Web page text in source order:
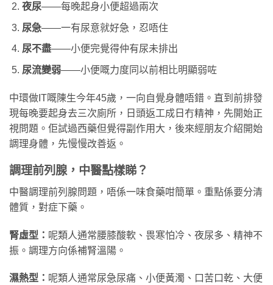
夜尿——每晚起身小便超過兩次
尿急——一有尿意就好急，忍唔住
尿不盡——小便完覺得仲有尿未排出
尿流變弱——小便嘅力度同以前相比明顯弱咗
中環做IT嘅陳生今年45歲，一向自覺身體唔錯。直到前排發
現每晚要起身去三次廁所，日頭返工成日冇精神，先開始正
視問題。佢試過西藥但覺得副作用大，後來經朋友介紹開始
調理身體，先慢慢改善返。
調理前列腺，中醫點樣睇？
中醫調理前列腺問題，唔係一味食藥咁簡單。重點係要分清
體質，對症下藥。
腎虛型： 呢類人通常腰膝酸軟、畏寒怕冷、夜尿多、精神不
振。調理方向係補腎溫陽。
濕熱型： 呢類人通常尿急尿痛、小便黃濁、口苦口乾、大便